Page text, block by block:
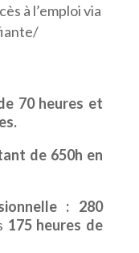
à l’emploi via
70 heures et
de 650h en
: 280
175 heures de